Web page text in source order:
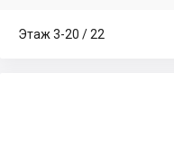
Этаж 3-20 / 22